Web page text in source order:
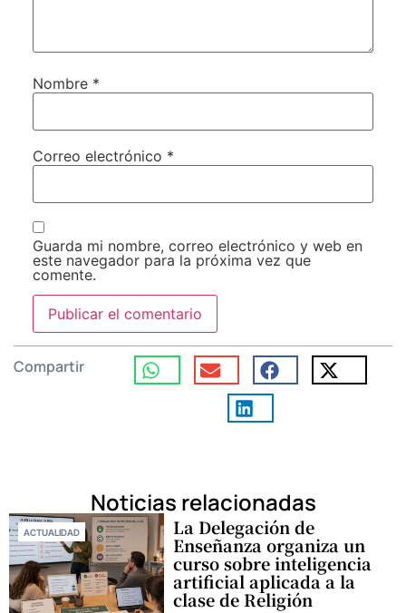
Nombre *
Correo electrónico *
Guarda mi nombre, correo electrónico y web en
este navegador para la próxima vez que
comente.
Compartir
Noticias relacionadas
ACTUALIDAD La Delegación de
Enseñanza organiza un
curso sobre inteligencia
artificial aplicada a la
clase de Religión